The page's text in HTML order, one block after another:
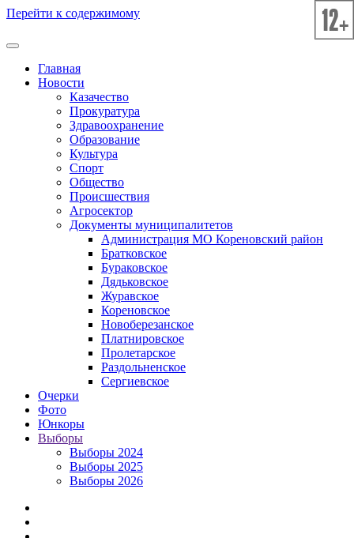
Перейти к содержимому
Главная
Новости
Казачество
Прокуратура
Здравоохранение
Образование
Культура
Спорт
Общество
Происшествия
Агросектор
Документы муниципалитетов
Администрация МО Кореновский район
Братковское
Бураковское
Дядьковское
Журавское
Кореновское
Новоберезанское
Платнировское
Пролетарское
Раздольненское
Сергиевское
Очерки
Фото
Юнкоры
Выборы
Выборы 2024
Выборы 2025
Выборы 2026